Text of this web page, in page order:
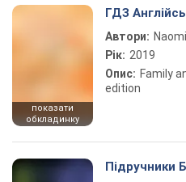
показати
обкладинку
ГДЗ
Автори:
Рік: 2019
Опис: Family
edition
Підручники